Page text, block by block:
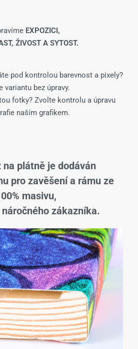
EXPOZICI,
ŽIVOST A SYTOST.
pod kontrolou barevnost a pixely?
variantu bez úpravy.
fotky? Zvolte kontrolu a úpravu
naším grafikem.
na plátně je dodáván
pro zavěšení a rámu ze
masivu,
zákazníka.